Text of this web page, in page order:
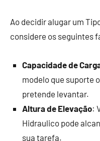
Ao decidir alugar um
considere os seguintes
Capacidade de
modelo que suporte
pretende levantar.
Altura de Elevação:
Hidraulico pode
sua tarefa.